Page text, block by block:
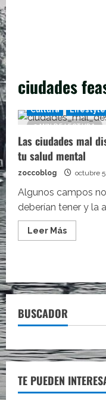
ciudades
2 MIN DE LECTURA
Cultura Lifestyle
Las ciudades mal
tu salud mental
zoccoblog octubre
Algunos campos
deberían tener y la
Leer MásLeer
más
son
para
BUSCADOR
TE PUEDEN